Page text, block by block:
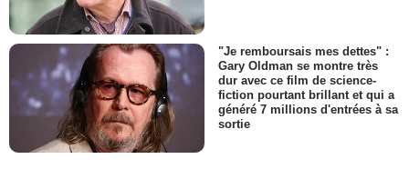
"Je remboursais mes dettes" :
Gary Oldman se montre très
dur avec ce film de science-
fiction pourtant brillant et qui a
généré 7 millions d'entrées à sa
sortie